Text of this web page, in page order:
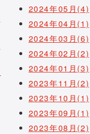
2024年05月(4)
2024年04月(1)
2024年03月(6)
2024年02月(2)
2024年01月(3)
2023年11月(2)
2023年10月(1)
2023年09月(1)
2023年08月(2)